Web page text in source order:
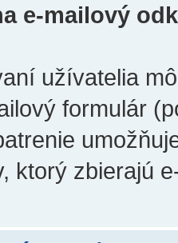
e-mailový
užívatelia
formulár
ktorý zbierajú